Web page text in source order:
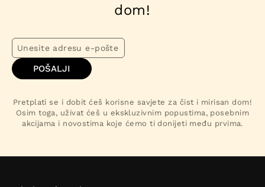
dom!
POŠALJI
Pretplati se i dobit ćeš korisne savjete za čist i mirisan dom!
Osim toga, uživat ćeš u ekskluzivnim popustima, posebnim
akcijama i novostima koje ćemo ti donijeti među prvima.